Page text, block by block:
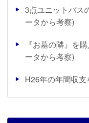
3点ユニットバス
ータから考察)
『お墓の隣』を
ータから考察)
H26年の年間収支